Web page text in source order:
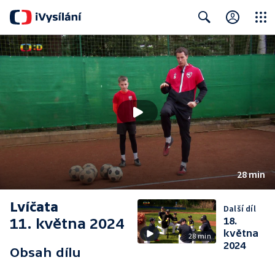
Search Close
28 min
Lvíčata
11. května 2024
Obsah dílu
28 min
Další díl
18.
května
2024